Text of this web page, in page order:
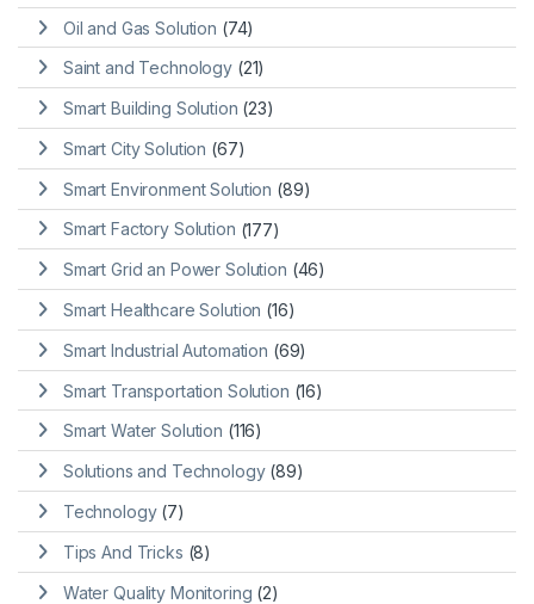
Oil and Gas Solution (74)
Saint and Technology (21)
Smart Building Solution (23)
Smart City Solution (67)
Smart Environment Solution (89)
Smart Factory Solution (177)
Smart Grid an Power Solution (46)
Smart Healthcare Solution (16)
Smart Industrial Automation (69)
Smart Transportation Solution (16)
Smart Water Solution (116)
Solutions and Technology(89)
Technology(7)
Tips And Tricks (8)
Water Quality Monitoring (2)